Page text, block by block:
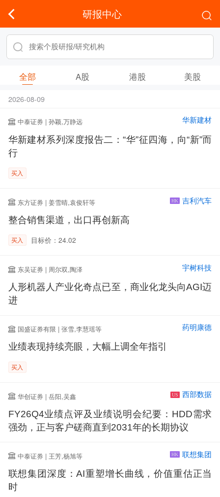
研报中心
全部 A股 港股 美股
2026-08-09
中泰证券 | 孙颖,万静远 华新建材
华新建材系列深度报告二：“华”征四海，向“新”而
行
买入
东方证券 | 姜雪晴,袁俊轩等 HK 吉利汽车
整合销售渠道，出口再创新高
买入 目标价：24.02
东吴证券 | 周尔双,陶泽 宇树科技
人形机器人产业化奇点已至，商业化龙头向AGI迈
进
国盛证券有限 | 张雪,李慧瑶等 药明康德
业绩表现持续亮眼，大幅上调全年指引
买入
华创证券 | 岳阳,吴鑫 US 西部数据
FY26Q4业绩点评及业绩说明会纪要：HDD需求
强劲，正与客户磋商直到2031年的长期协议
中泰证券 | 王芳,杨旭等 HK 联想集团
联想集团深度：AI重塑增长曲线，价值重估正当
时